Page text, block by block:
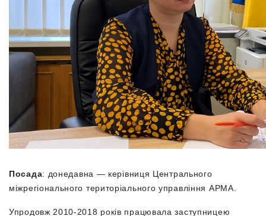
Посада: донедавна — керівниця Центрального
міжрегіонального територіального управління АРМА.
Упродовж 2010-2018 років працювала заступницею